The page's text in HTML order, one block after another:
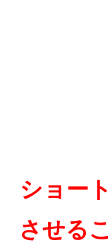
ショー
させる